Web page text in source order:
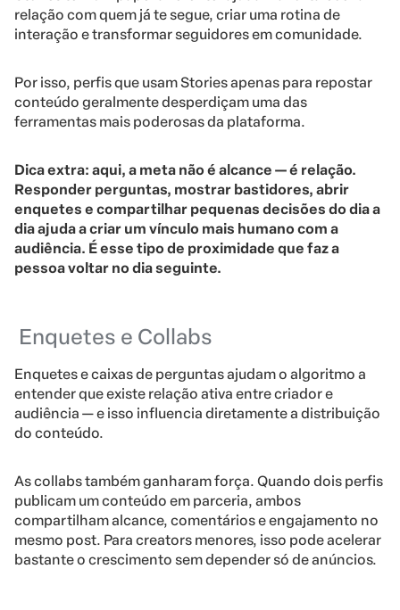
relação com quem já te segue, criar uma rotina de
interação e transformar seguidores em comunidade.
Por isso, perfis que usam Stories apenas para repostar
conteúdo geralmente desperdiçam uma das
ferramentas mais poderosas da plataforma.
Dica extra: aqui, a meta não é alcance — é relação.
Responder perguntas, mostrar bastidores, abrir
enquetes e compartilhar pequenas decisões do dia a
dia ajuda a criar um vínculo mais humano com a
audiência. É esse tipo de proximidade que faz a
pessoa voltar no dia seguinte.
Enquetes e Collabs
Enquetes e caixas de perguntas ajudam o algoritmo a
entender que existe relação ativa entre criador e
audiência — e isso influencia diretamente a distribuição
do conteúdo.
As collabs também ganharam força. Quando dois perfis
publicam um conteúdo em parceria, ambos
compartilham alcance, comentários e engajamento no
mesmo post. Para creators menores, isso pode acelerar
bastante o crescimento sem depender só de anúncios.